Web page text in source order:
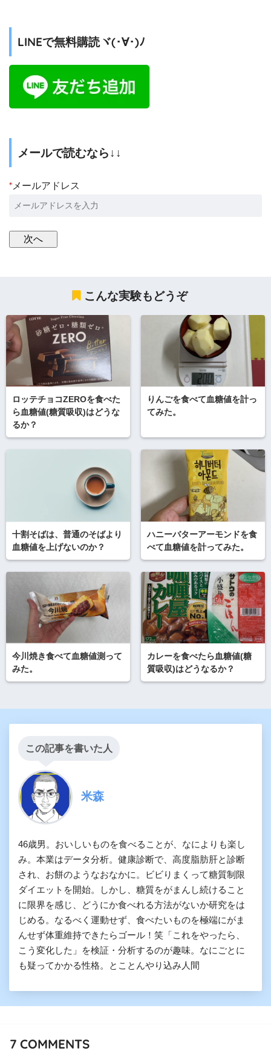
LINEで無料購読ヾ(･∀･)ﾉ
メールで読むなら↓↓
*メールアドレス
こんな実験もどうぞ
ロッテチョコZEROを食べた
ら血糖値(糖質吸収)はどうな
るか？
りんごを食べて血糖値を計っ
てみた。
十割そばは、普通のそばより
血糖値を上げないのか？
ハニーバターアーモンドを食
べて血糖値を計ってみた。
今川焼き食べて血糖値測って
みた。
カレーを食べたら血糖値(糖
質吸収)はどうなるか？
この記事を書いた人
米森
46歳男。おいしいものを食べることが、なによりも楽し
み。本業はデータ分析。健康診断で、高度脂肪肝と診断
され、お餅のようなおなかに。ビビりまくって糖質制限
ダイエットを開始。しかし、糖質をがまんし続けること
に限界を感じ、どうにか食べれる方法がないか研究をは
じめる。なるべく運動せず、食べたいものを極端にがま
んせず体重維持できたらゴール！笑「これをやったら、
こう変化した」を検証・分析するのが趣味。なにごとに
も疑ってかかる性格。とことんやり込み人間
7COMMENTS